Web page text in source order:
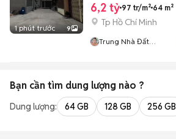
1 phút trước 9
6,2 tỷ 97 tr/m² 64 m²
Tp Hồ Chí Minh
Trung Nhà Đất
Bạn cần tìm dung lượng nào ?
Dung lượng: 64 GB 128 GB 256 GB